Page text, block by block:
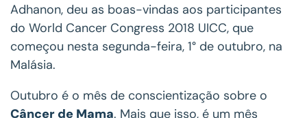
Adhanon, deu as boas-vindas aos participantes
do World Cancer Congress 2018 UICC, que
começou nesta segunda-feira, 1° de outubro, na
Malásia.
Outubro é o mês de conscientização sobre o
Câncer de Mama. Mais que isso, é um mês